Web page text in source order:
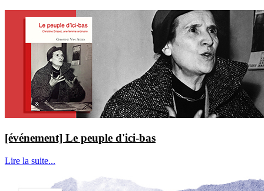
[événement] Le peuple d'ici-bas
Lire la suite...